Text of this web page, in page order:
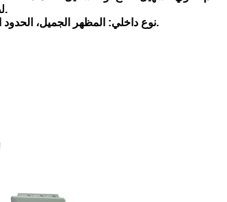
لضمان إحكام إغلاق الغطاء بشكل جيد عند التحميل الكامل.
(2) نوع داخلي: المظهر الجميل، الحدود الناعمة، كتلة قابلة للانعكاس، تسهيل الفتح أو التشغيل.